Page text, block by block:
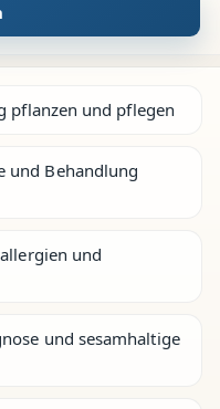
pflanzen und pflegen
und Behandlung
und
und sesamhaltige